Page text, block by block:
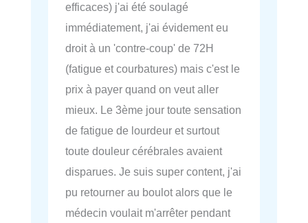
efficaces) j'ai été soulagé
immédiatement, j'ai évidement eu
droit à un 'contre-coup' de 72H
(fatigue et courbatures) mais c'est le
prix à payer quand on veut aller
mieux. Le 3ème jour toute sensation
de fatigue de lourdeur et surtout
toute douleur cérébrales avaient
disparues. Je suis super content, j'ai
pu retourner au boulot alors que le
médecin voulait m'arrêter pendant